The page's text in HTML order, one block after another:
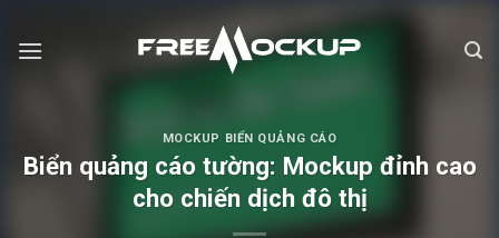
MOCKUP BIỂN QUẢNG CÁO
Biển quảng cáo tường: Mockup đỉnh cao
cho chiến dịch đô thị